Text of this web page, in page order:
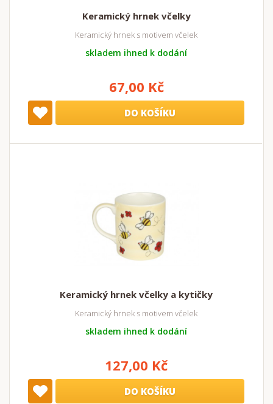
Keramický hrnek včelky
Keramický hrnek s motivem včelek
skladem ihned k dodání
67,00 Kč
DO KOŠÍKU
Keramický hrnek včelky a kytičky
Keramický hrnek s motivem včelek
skladem ihned k dodání
127,00 Kč
DO KOŠÍKU